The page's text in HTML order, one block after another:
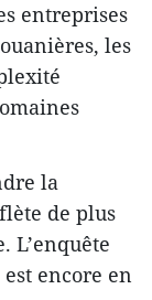
entreprises
les
la
de plus
L’enquête
encore en